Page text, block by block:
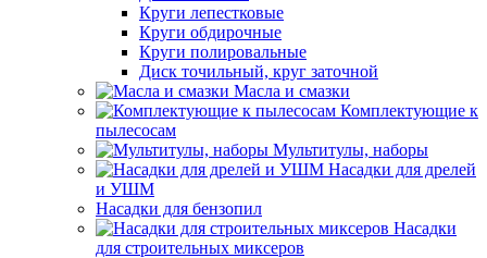
Круги лепестковые
Круги обдирочные
Круги полировальные
Диск точильный, круг заточной
Масла и смазки
Комплектующие к
пылесосам
Мультитулы, наборы
Насадки для дрелей
и УШМ
Насадки для бензопил
Насадки
для строительных миксеров